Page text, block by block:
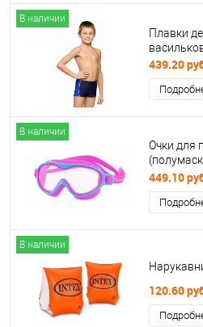
В наличии
Плавки
439.20
В наличии
Очки для
розовый
449.10
В наличии
120.60